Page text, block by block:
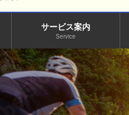
サービス案内
Service